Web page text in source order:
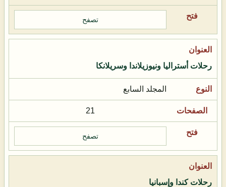
تصفح
رحلات أستراليا ونيوزيلاندا وسريلانكا
المجلد السابع
21
تصفح
رحلات كندا وإسبانيا